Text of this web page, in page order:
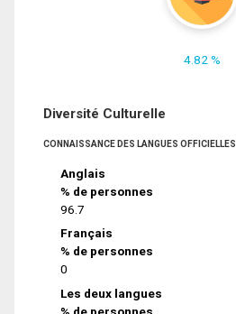
4.82 %
Diversité Culturelle
CONNAISSANCE DES LANGUES OFFICIELLES
Anglais
% de personnes
96.7
Français
% de personnes
0
Les deux langues